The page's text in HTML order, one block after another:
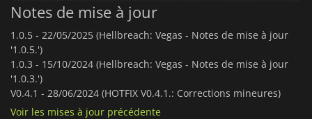
Notes de mise à jour
1.0.5 - 22/05/2025 (Hellbreach: Vegas - Notes de mise à jour
'1.0.5.')
1.0.3 - 15/10/2024 (Hellbreach: Vegas - Notes de mise à jour
'1.0.3.')
V0.4.1 - 28/06/2024 (HOTFIX V0.4.1.: Corrections mineures)
Voir les mises à jour précédente